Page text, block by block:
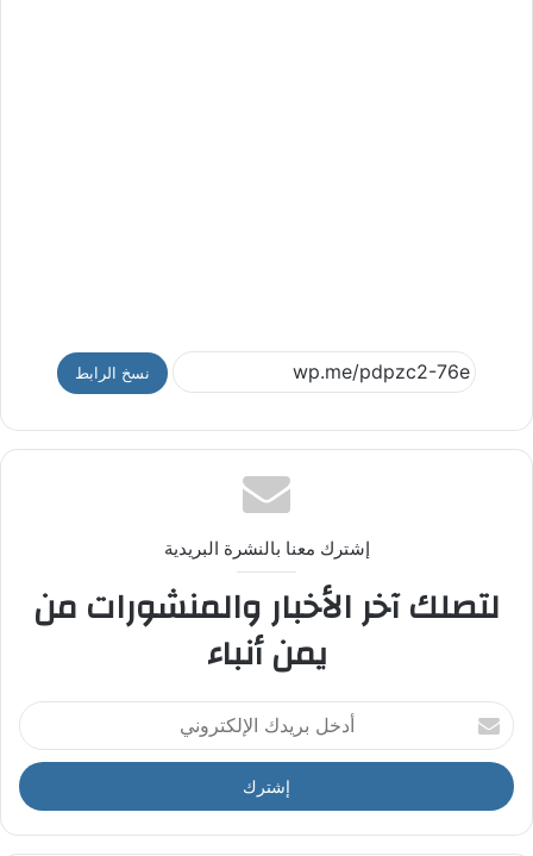
نسخ الرابط
إشترك معنا بالنشرة البريدية
لتصلك آخر الأخبار والمنشورات من
يمن أنباء
أ
د
خ
ل
ر